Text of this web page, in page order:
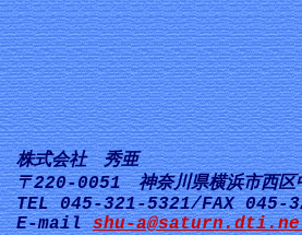
株式会社 秀亜
〒220-0051 神奈川県横浜市西
TEL 045-321-5321/FAX 045-
E-mailshu-